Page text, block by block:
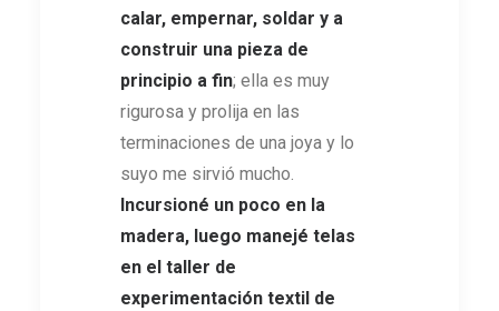
calar, empernar, soldar y a
construir una pieza de
principio a fin; ella es muy
rigurosa y prolija en las
terminaciones de una joya y lo
suyo me sirvió mucho.
Incursioné un poco en la
madera, luego manejé telas
en el taller de
experimentación textil de